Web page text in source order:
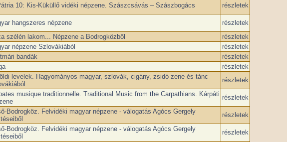
10: Kis-Küküllő vidéki népzene. Szászcsávás – Szászbogács
részletek
hangszeres népzene
részletek
szélén lakom... Népzene a Bodrogközből
részletek
népzene Szlovákiából
részletek
bandák
részletek
részletek
levelek. Hagyományos magyar, szlovák, cigány, zsidó zene és tánc
részletek
musique traditionnelle. Traditional Music from the Carpathians. Kárpáti részletek
Bodrogköz. Felvidéki magyar népzene - válogatás Agócs Gergely
részletek
Bodrogköz. Felvidéki magyar népzene - válogatás Agócs Gergely
részletek